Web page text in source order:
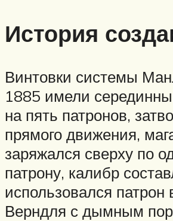
История
Винтовки системы
1885 имели
на пять патронов,
прямого движения,
заряжался сверху по
патрону, калибр
использовался патрон
Верндля с дымным